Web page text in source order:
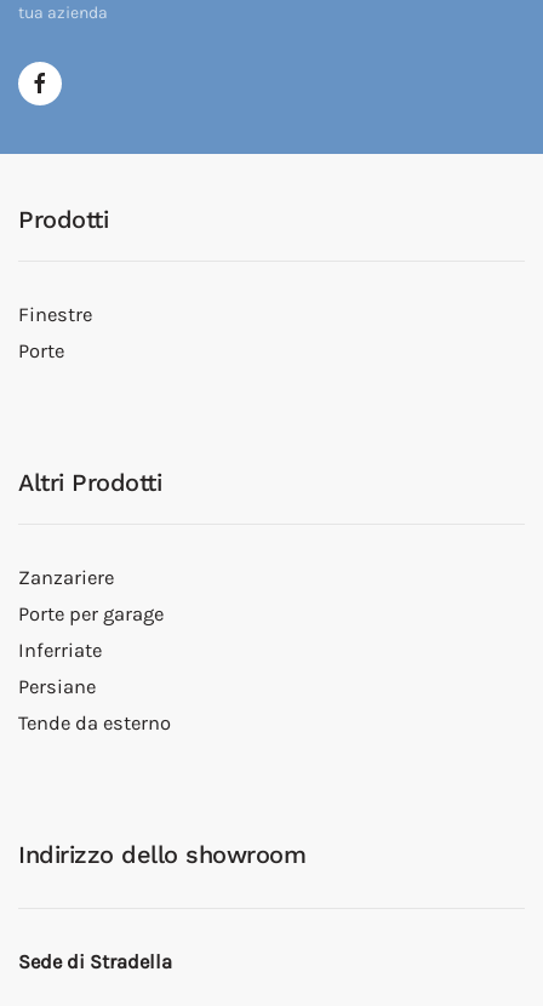
tua azienda
Prodotti
Finestre
Porte
Altri Prodotti
Zanzariere
Porte per garage
Inferriate
Persiane
Tende da esterno
Indirizzo dello showroom
Sede di Stradella